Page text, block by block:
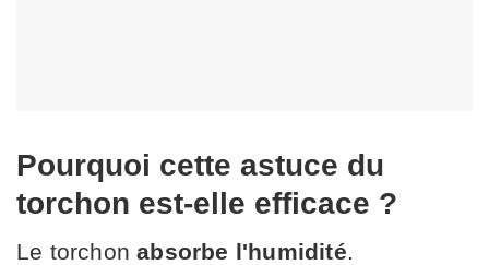
Pourquoi cette astuce du
torchon est-elle efficace ?
Le torchonabsorbe l'humidité